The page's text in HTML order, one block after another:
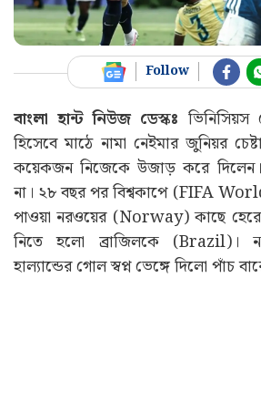
Follow
বাংলা হান্ট নিউজ ডেস্কঃ ভিনিসিয়স
হিসেবে মাঠে নামা নেইমার জুনিয়র
কয়েকজন নিজেকে উজাড় করে দিলেন।
না। ২৮ বছর পর বিশ্বকাপে (FIFA
পাওয়া নরওয়ের (Norway) কাছে হেরে
নিতে হলো ব্রাজিলকে (Brazil)।
হাল্যান্ডের গোল স্বপ্ন ভেঙ্গে দিলো পাঁচ